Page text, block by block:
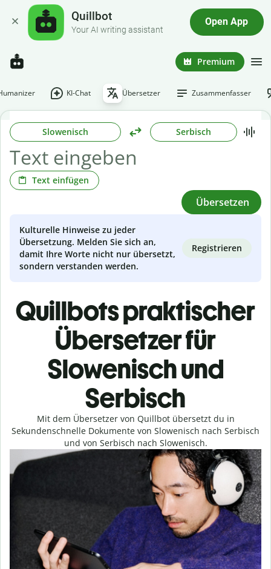
Quillbot
Your AI writing assistant
Open App
Premium
KI-Chat Übersetzer Zusammenfasser
Slowenisch Serbisch
Text einfügen
Übersetzen
Kulturelle Hinweise zu jeder
Übersetzung. Melden Sie sich an,
damit Ihre Worte nicht nur übersetzt,
sondern verstanden werden.
Registrieren
Quillbots praktischer
Übersetzer für
Slowenisch und
Serbisch
Mit dem Übersetzer von Quillbot übersetzt du in
Sekundenschnelle Dokumente von Slowenisch nach Serbisch
und von Serbisch nach Slowenisch.